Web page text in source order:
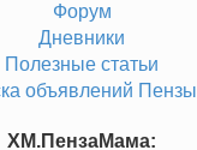
Форум
Дневники
Полезные статьи
объявлений Пензы
ХМ.ПензаМама: